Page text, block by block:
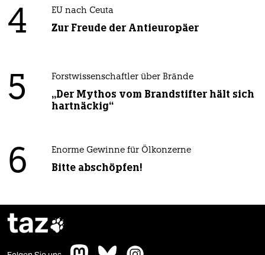
4 EU nach Ceuta
Zur Freude der Antieuropäer
5 Forstwissenschaftler über Brände
„Der Mythos vom Brandstifter hält sich
hartnäckig“
6 Enorme Gewinne für Ölkonzerne
Bitte abschöpfen!
taz